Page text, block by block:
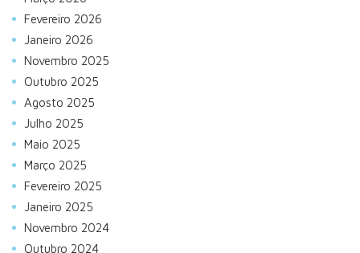
Fevereiro 2026
Janeiro 2026
Novembro 2025
Outubro 2025
Agosto 2025
Julho 2025
Maio 2025
Março 2025
Fevereiro 2025
Janeiro 2025
Novembro 2024
Outubro 2024